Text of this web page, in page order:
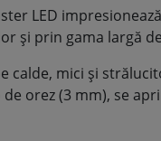
LED
și prin gama largă
calde, mici și
orez (3 mm), se